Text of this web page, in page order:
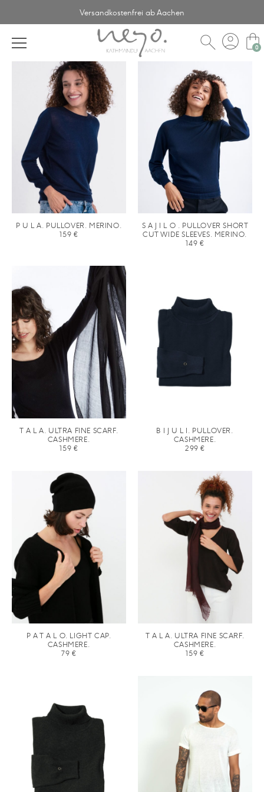
Versandkostenfrei ab Aachen
search account_circle shopping_bag
P U L A. PULLOVER. MERINO.
159 €
S A J I L O . PULLOVER SHORT
CUT WIDE SLEEVES. MERINO.
149 €
T A L A. ULTRA FINE SCARF.
CASHMERE.
159 €
B I J U L I. PULLOVER.
CASHMERE.
299€
P A T A L O. LIGHT CAP.
CASHMERE.
79€
T A L A. ULTRA FINE SCARF.
CASHMERE.
159 €